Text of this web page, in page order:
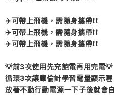
✈️可帶上飛機，需隨身攜帶❗❗
✈️可帶上飛機，需隨身攜帶❗❗
✈️可帶上飛機，需隨身攜帶❗❗
💡前3次使用先充飽電再用完電💡
循環3次讓庫倫計學習電量顯示喔
放著不動行動電源一下子後就會